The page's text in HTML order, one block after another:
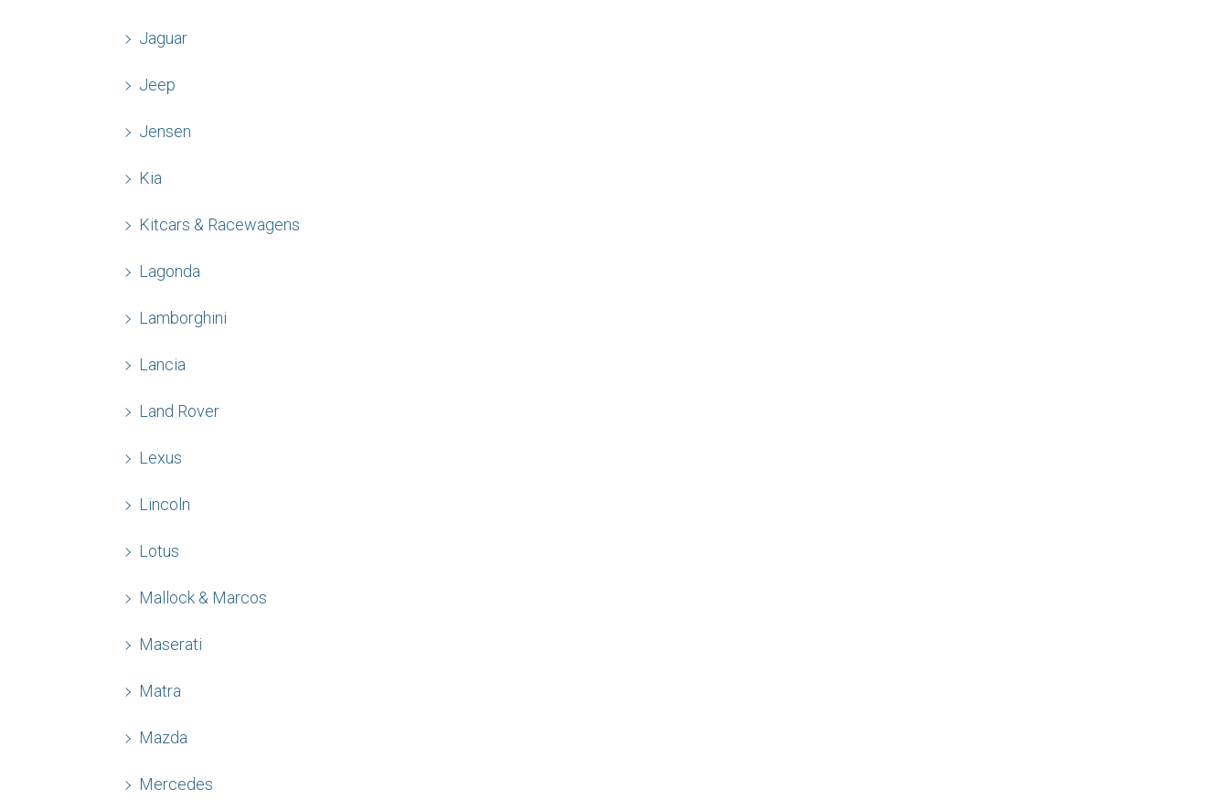
Jaguar
Jeep
Jensen
Kia
Kitcars & Racewagens
Lagonda
Lamborghini
Lancia
Land Rover
Lexus
Lincoln
Lotus
Mallock & Marcos
Maserati
Matra
Mazda
Mercedes